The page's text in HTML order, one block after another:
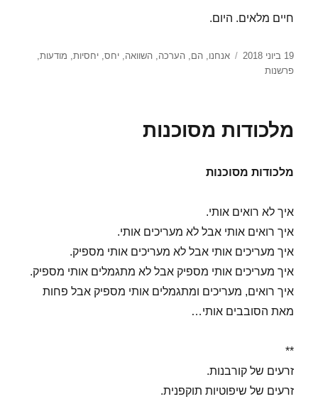
חיים מלאים. היום.
פורסם
בתאריך
19 ביוני 2018 תגיות
אנחנו,הם,הערכה,השוואה,יחס,יחסיות, מודעות,
פרשנות
מלכודות מסוכנות
מלכודות מסוכנות
איך לא רואים אותי.
איך רואים אותי אבל לא מעריכים אותי.
איך מעריכים אותי אבל לא מעריכים אותי מספיק.
איך מעריכים אותי מספיק אבל לא מתגמלים אותי מספיק.
איך רואים, מעריכים ומתגמלים אותי מספיק אבל פחות
מאת הסובבים אותי…
**
זרעים של קורבנות.
זרעים של שיפוטיות תוקפנית.